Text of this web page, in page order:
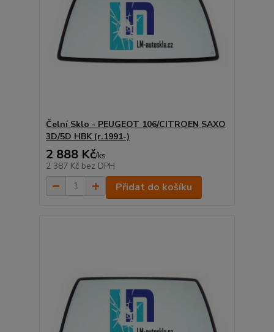
Čelní Sklo - PEUGEOT 106/CITROEN SAXO
3D/5D HBK (r.1991-)
2 888 Kč/ks
2 387 Kč bez DPH
Přidat do košíku